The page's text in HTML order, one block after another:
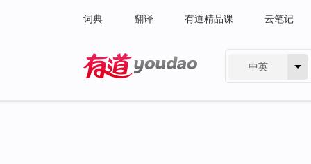
词典 翻译 有道精品课 云笔记
中英